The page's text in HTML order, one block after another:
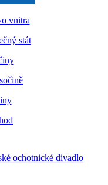
ochotnické divadlo